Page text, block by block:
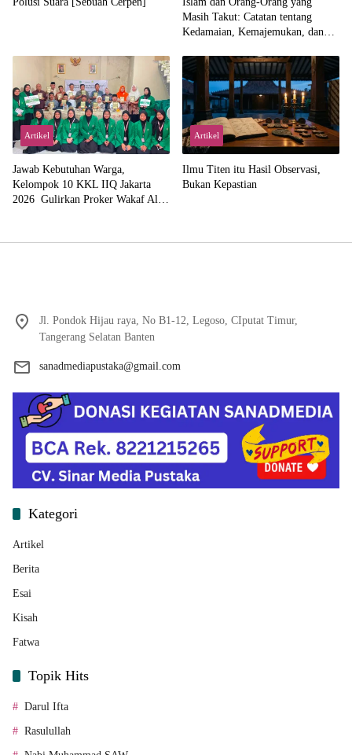
Masih Takut: Catatan tentang
Kedamaian, Kemajemukan, dan
Abdillah
Artikel
Jawab Kebutuhan Warga,
Kelompok 10 KKL IIQ Jakarta
2026 Gulirkan Proker Wakaf Al-
Artikel
Ilmu Titen itu Hasil Observasi,
Bukan Kepastian
Jl. Pondok Hijau raya, No B1-12, Legoso, CIputat Timur,
Tangerang Selatan Banten
sanadmediapustaka@gmail.com
Kategori
Artikel
Berita
Esai
Kisah
Fatwa
Topik Hits
Darul Ifta
Rasulullah